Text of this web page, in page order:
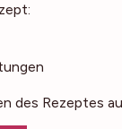
des Rezeptes